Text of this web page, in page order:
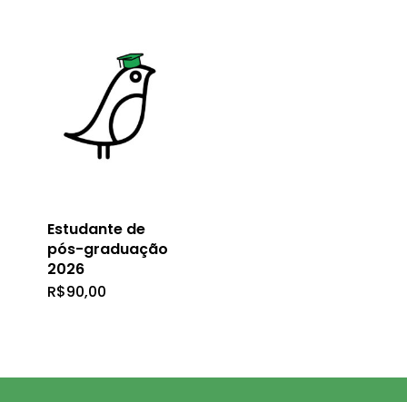
Estudante de
pós-graduação
2026
R$90,00